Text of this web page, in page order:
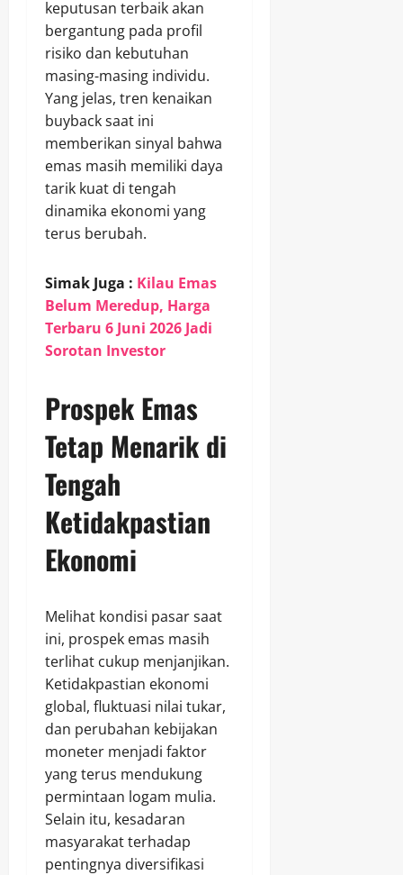
keputusan terbaik akan
bergantung pada profil
risiko dan kebutuhan
masing-masing individu.
Yang jelas, tren kenaikan
buyback saat ini
memberikan sinyal bahwa
emas masih memiliki daya
tarik kuat di tengah
dinamika ekonomi yang
terus berubah.
Simak Juga : Kilau Emas
Belum Meredup, Harga
Terbaru 6 Juni 2026 Jadi
Sorotan Investor
Prospek Emas
Tetap Menarik di
Tengah
Ketidakpastian
Ekonomi
Melihat kondisi pasar saat
ini, prospek emas masih
terlihat cukup menjanjikan.
Ketidakpastian ekonomi
global, fluktuasi nilai tukar,
dan perubahan kebijakan
moneter menjadi faktor
yang terus mendukung
permintaan logam mulia.
Selain itu, kesadaran
masyarakat terhadap
pentingnya diversifikasi